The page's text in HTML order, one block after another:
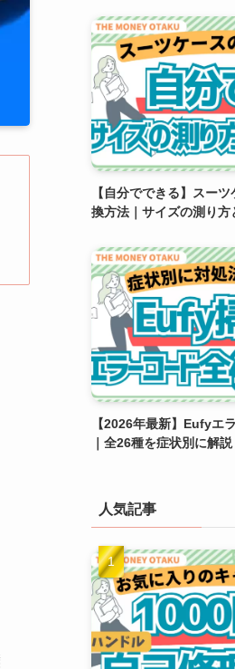
【自分でできる】スー
換方法｜サイズの測り
【2026年最新】Eufyエ
｜全26種を症状別に解説
人気記事